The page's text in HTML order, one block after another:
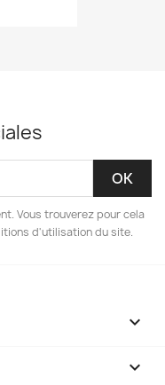
Vous trouverez pour cela
d'utilisation du site.

